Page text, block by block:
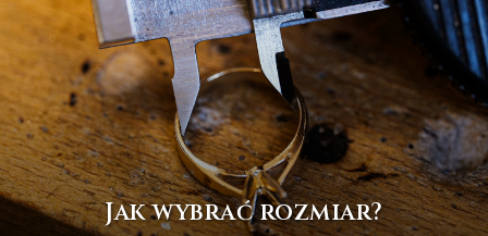
Jak wybrać rozmiar?